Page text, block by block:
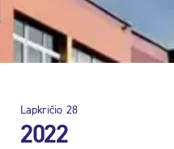
Lapkričio 28
2022